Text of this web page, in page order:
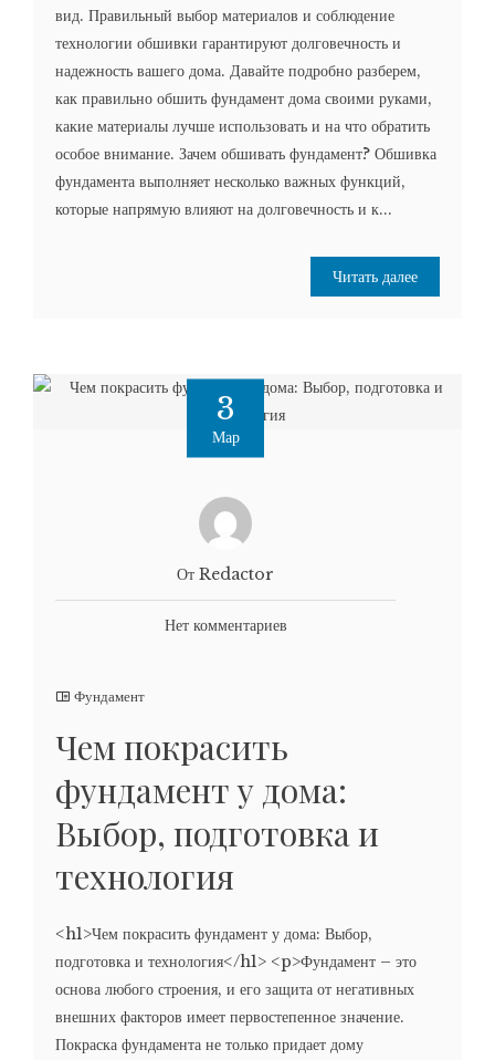
вид. Правильный выбор материалов и соблюдение
технологии обшивки гарантируют долговечность и
надежность вашего дома. Давайте подробно разберем,
как правильно обшить фундамент дома своими руками,
какие материалы лучше использовать и на что обратить
особое внимание. Зачем обшивать фундамент? Обшивка
фундамента выполняет несколько важных функций,
которые напрямую влияют на долговечность и к...
Читать далее
3
Мар
От Redactor
Нет комментариев
Фундамент
Чем покрасить
фундамент у дома:
Выбор, подготовка и
технология
<h1>Чем покрасить фундамент у дома: Выбор,
подготовка и технология</h1> <p>Фундамент – это
основа любого строения, и его защита от негативных
внешних факторов имеет первостепенное значение.
Покраска фундамента не только придает дому